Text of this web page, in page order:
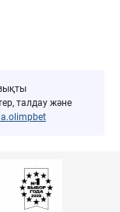
талдау және